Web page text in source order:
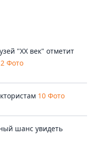
"ХХ век" отметит
2 Фото
10 Фото
шанс увидеть